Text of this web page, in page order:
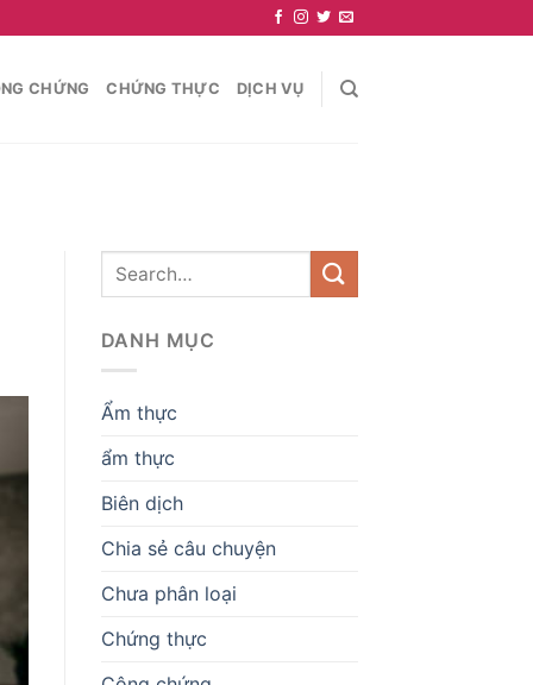
CHỨNG CHỨNG THỰC DỊCH VỤ
DANH MỤC
Ẩm thực
ẩm thực
Biên dịch
Chia sẻ câu chuyện
Chưa phân loại
Chứng thực